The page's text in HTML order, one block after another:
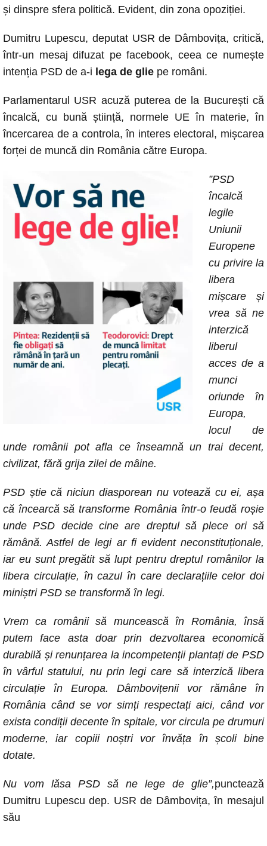
și dinspre sfera politică. Evident, din zona opoziției.
Dumitru Lupescu, deputat USR de Dâmbovița, critică,
într-un mesaj difuzat pe facebook, ceea ce numește
intenția PSD de a-i lega de glie pe români.
Parlamentarul USR acuză puterea de la București că
încalcă, cu bună știință, normele UE în materie, în
încercarea de a controla, în interes electoral, mișcarea
forței de muncă din România către Europa.
”PSD
încalcă
legile
Uniunii
Europene
cu privire la
libera
mișcare și
vrea să ne
interzică
liberul
acces de a
munci
oriunde în
Europa,
locul de
unde românii pot afla ce înseamnă un trai decent,
civilizat, fără grija zilei de mâine.
PSD știe că niciun diasporean nu votează cu ei, așa
că încearcă să transforme România într-o feudă roșie
unde PSD decide cine are dreptul să plece ori să
rămână. Astfel de legi ar fi evident neconstituționale,
iar eu sunt pregătit să lupt pentru dreptul românilor la
libera circulație, în cazul în care declarațiile celor doi
miniștri PSD se transformă în legi.
Vrem ca românii să muncească în România, însă
putem face asta doar prin dezvoltarea economică
durabilă și renunțarea la incompetenții plantați de PSD
în vârful statului, nu prin legi care să interzică libera
circulație în Europa. Dâmbovițenii vor rămâne în
România când se vor simți respectați aici, când vor
exista condiții decente în spitale, vor circula pe drumuri
moderne, iar copiii noștri vor învăța în școli bine
dotate.
Nu vom lăsa PSD să ne lege de glie”,punctează
Dumitru Lupescu dep. USR de Dâmbovița, în mesajul
său